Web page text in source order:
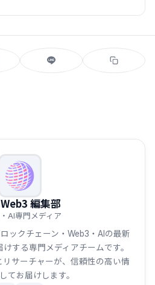
編集部
AI専門メディア
ックチェーン・Web3・AIの最新
する専門メディアチームです。
サーチャーが、信頼性の高い情
てお届けします。